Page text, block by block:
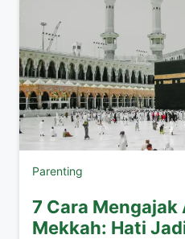
Parenting
7 Cara Mengajak
Mekkah: Hati